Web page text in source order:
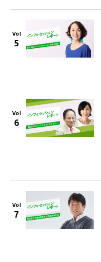
Vol
5
Vol
6
Vol
7